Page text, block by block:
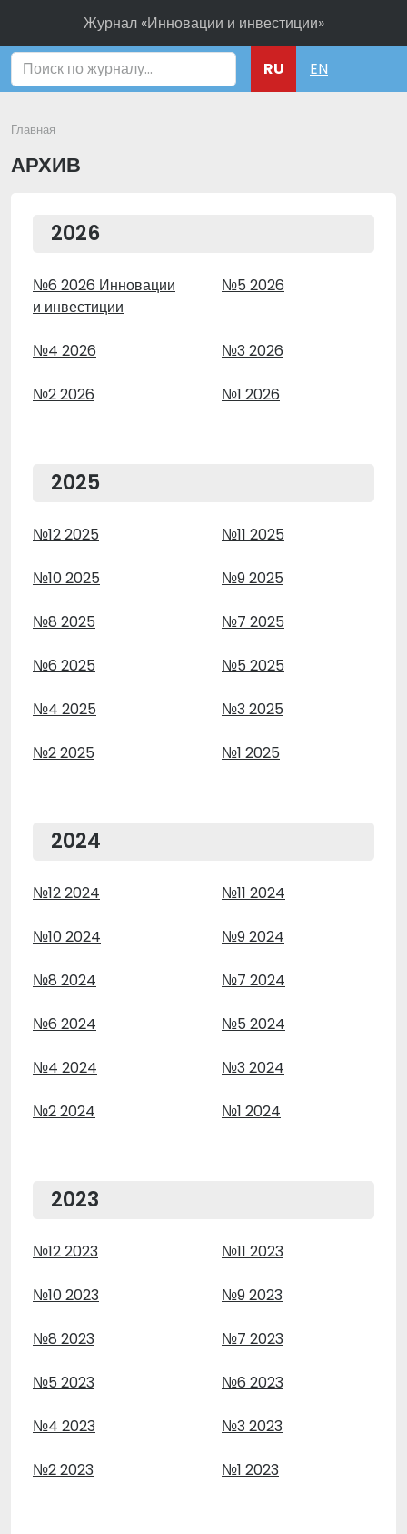
Журнал «Инновации и инвестиции»
RU EN
Главная
АРХИВ
2026
№6 2026 Инновации
и инвестиции
№5 2026
№4 2026 №3 2026
№2 2026 №1 2026
2025
№12 2025 №11 2025
№10 2025 №9 2025
№8 2025 №7 2025
№6 2025 №5 2025
№4 2025 №3 2025
№2 2025 №1 2025
2024
№12 2024 №11 2024
№10 2024 №9 2024
№8 2024 №7 2024
№6 2024 №5 2024
№4 2024 №3 2024
№2 2024 №1 2024
2023
№12 2023 №11 2023
№10 2023 №9 2023
№8 2023 №7 2023
№5 2023 №6 2023
№4 2023 №3 2023
№2 2023 №1 2023